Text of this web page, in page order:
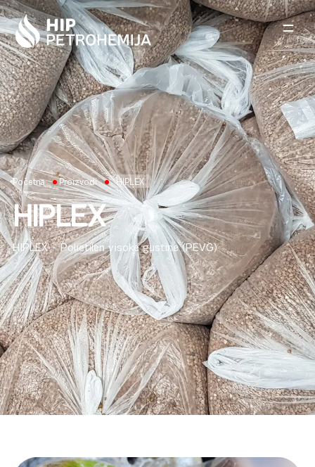
Skip to content
Početna Proizvodi HIPLEX
HIPLEX
HIPLEX - Polietilen visoke gustine (PEVG)